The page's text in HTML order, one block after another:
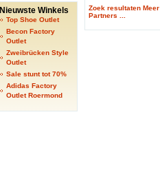
Nieuwste Winkels
Top Shoe Outlet
Becon Factory
Outlet
Zweibrücken Style
Outlet
Sale stunt tot 70%
Adidas Factory
Outlet Roermond
Zoek resultaten Meer
Partners ...